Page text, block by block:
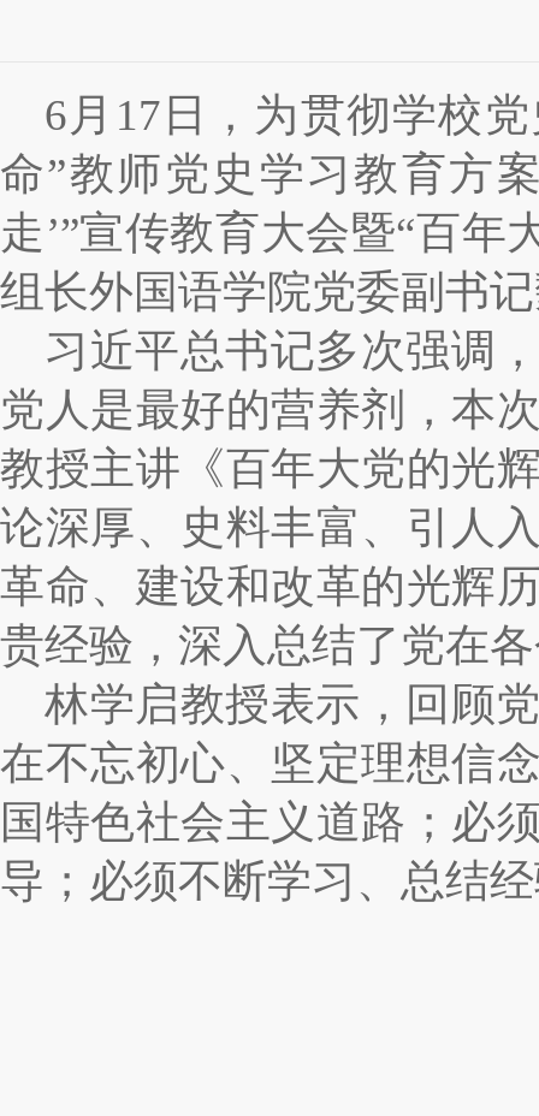
6月17日， 为贯彻学校
命”教师党史学习教育方
走’”宣传教育大会暨“百
组长外国语学院党委副书
习近平总书记多次强调
党人是最好的营养剂，本
教授主讲《百年大党的光
论深厚、史料丰富、引人
革命、建设和改革的光辉
贵经验，深入总结了党在
林学启教授表示，回顾
在不忘初心、坚定理想信
国特色社会主义道路；必
导；必须不断学习、总结